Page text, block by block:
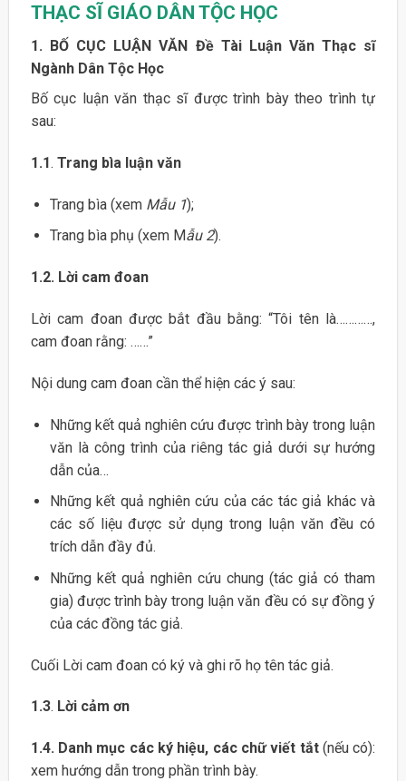
THẠC SĨ GIÁO DÂN TỘC HỌC
1. BỐ CỤC LUẬN VĂN Đề Tài Luận Văn Thạc sĩ
Ngành Dân Tộc Học
Bố cục luận văn thạc sĩ được trình bày theo trình tự
sau:
1.1. Trang bìa luận văn
Trang bìa (xem Mẫu 1);
Trang bìa phụ (xem Mẫu 2).
1.2. Lời cam đoan
Lời cam đoan được bắt đầu bằng: “Tôi tên là…………,
cam đoan rằng: ……”
Nội dung cam đoan cần thể hiện các ý sau:
Những kết quả nghiên cứu được trình bày trong luận
văn là công trình của riêng tác giả dưới sự hướng
dẫn của…
Những kết quả nghiên cứu của các tác giả khác và
các số liệu được sử dụng trong luận văn đều có
trích dẫn đầy đủ.
Những kết quả nghiên cứu chung (tác giả có tham
gia) được trình bày trong luận văn đều có sự đồng ý
của các đồng tác giả.
Cuối Lời cam đoan có ký và ghi rõ họ tên tác giả.
1.3. Lời cảm ơn
1.4. Danh mục các ký hiệu, các chữ viết tắt(nếu có):
xem hướng dẫn trong phần trình bày.